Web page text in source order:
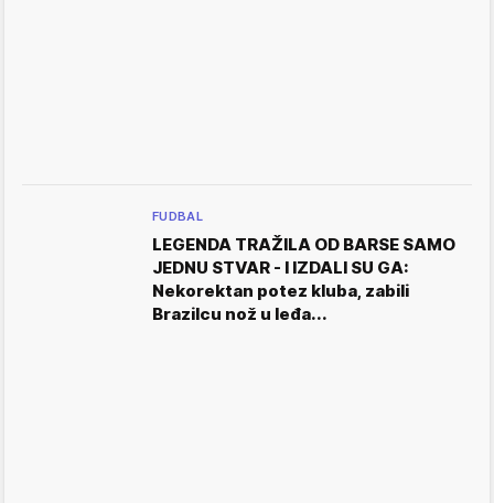
FUDBAL
LEGENDA TRAŽILA OD BARSE SAMO
JEDNU STVAR - I IZDALI SU GA:
Nekorektan potez kluba, zabili
Brazilcu nož u leđa...